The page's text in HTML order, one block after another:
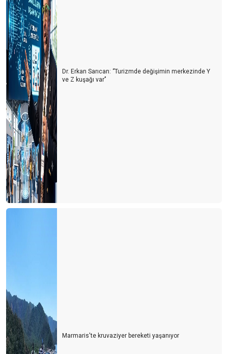
Dr. Erkan Sarıcan: ‘’Turizmde değişimin merkezinde Y
ve Z kuşağı var’’
Marmaris'te kruvaziyer bereketi yaşanıyor